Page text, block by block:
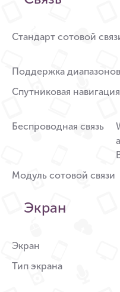
Стандарт сотовой
Поддержка
Спутниковая навигация
Беспроводная связь
Модуль сотовой связи
Экран
Экран
Тип экрана